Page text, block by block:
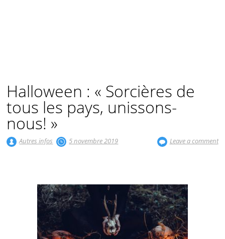
Halloween : « Sorcières de
tous les pays, unissons-
nous! »
Autres infos 5 novembre 2019 Leave a comment